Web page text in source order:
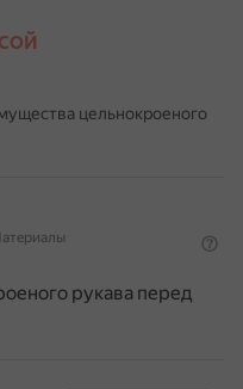
цельнокроеного
рукава перед